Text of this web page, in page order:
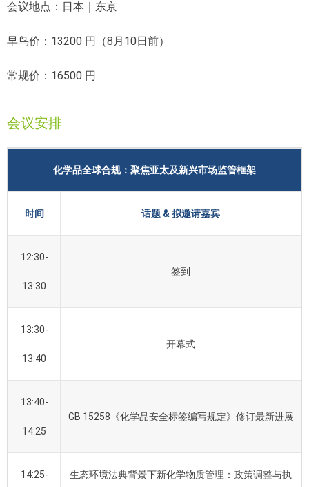
会议地点：日本｜东京
早鸟价：13200 円（8月10日前）
常规价：16500 円
会议安排
化学品全球合规：聚焦亚太及新兴市场监管框架
时间 话题 & 拟邀请嘉宾
12:30-
13:30
签到
13:30-
13:40
开幕式
13:40-
14:25
GB 15258《化学品安全标签编写规定》修订最新进展
14:25- 生态环境法典背景下新化学物质管理：政策调整与执